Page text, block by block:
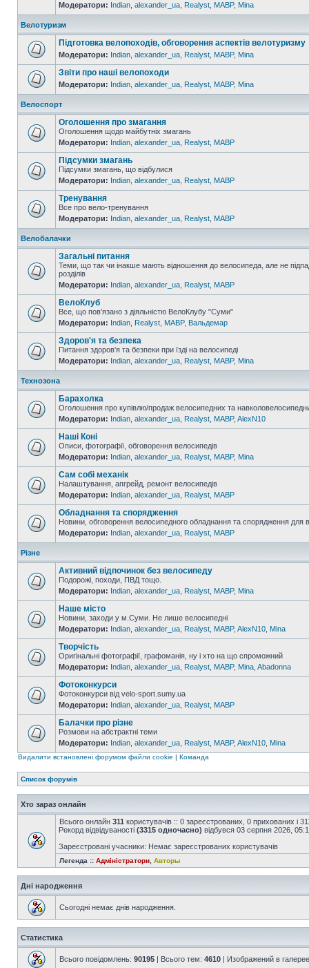
Модератори: Indian alexander_ua Realyst MABP, Mina
Велотуризм
Підготовка велопоходів, обговорення аспектів велотуризму
Модератори: Indian alexander_ua Realyst MABP, Mina
Звіти про наші велопоходи
Модератори: Indian alexander_ua Realyst MABP, Mina
Велоспорт
Оголошення про змагання
Оголошення щодо майбутніх змагань
Модератори: Indian alexander_ua Realyst MABP
Підсумки змагань
Підсумки змагань, що відбулися
Модератори: Indian alexander_ua Realyst MABP
Тренування
Все про вело-тренування
Модератори: Indian alexander_ua Realyst MABP
Велобалачки
Загальні питання
Теми, що так чи інакше мають відношення до велосипеда, але не
розділів
Модератори: Indian alexander_ua Realyst MABP
ВелоКлуб
Все, що пов'язано з діяльністю ВелоКлубу "Суми"
Модератори: Indian Realyst MABP, Вальдемар
Здоров'я та безпека
Питання здоров'я та безпеки при їзді на велосипеді
Модератори: Indian alexander_ua Realyst MABP, Mina
Технозона
Барахолка
Оголошення про купівлю/продаж велосипедних та
Модератори: Indian alexander_ua Realyst MABP, AlexN10
Наші Коні
Описи, фотографії, обговорення велосипедів
Модератори: Indian alexander_ua Realyst MABP, Mina
Сам собі механік
Налаштування, апгрейд, ремонт велосипедів
Модератори: Indian alexander_ua Realyst MABP
Обладнання та спорядження
Новини, обговорення велосипедного обладнання та спорядження для
Модератори: Indian alexander_ua Realyst MABP
Різне
Активний відпочинок без велосипеду
Подорожі, походи, ПВД тощо.
Модератори: Indian alexander_ua Realyst MABP, Mina
Наше місто
Новини, заходи у м.Суми. Не лише велосипедні
Модератори: Indian alexander_ua Realyst MABP, AlexN10 Mina
Творчість
Оригінальні фотографії, графоманія, ну і хто на що спроможний
Модератори: Indian alexander_ua Realyst MABP, Mina Abadonna
Фотоконкурси
Фотоконкурси від velo-sport.sumy.ua
Модератори: Indian alexander_ua Realyst MABP
Балачки про різне
Розмови на абстрактні теми
Модератори: Indian alexander_ua Realyst MABP, AlexN10 Mina
Видалити встановлені форумом файли cookie | Команда
Список форумів
Хто зараз онлайн
Всього онлайн 311 користувачів :: 0 зареєстрованих, 0 прихованих і
Рекорд відвідуваності (3315 одночасно) відбувся 03 серпня 2026,
Зареєстровані учасники: Немає зареєстрованих користувачів
Легенда :: Адміністратори Авторы
Дні народження
Сьогодні немає днів народження.
Статистика
Всього повідомлень: 90195 | Всього тем: 4610 | Изображений в